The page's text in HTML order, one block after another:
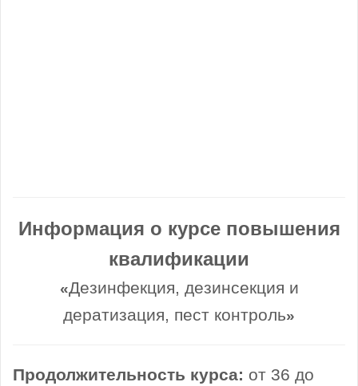
Информация о курсе повышения
квалификации
«Дезинфекция, дезинсекция и
дератизация, пест контроль»
Продолжительность курса: от 36 до